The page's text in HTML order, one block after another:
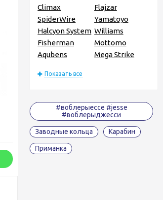
Climax
Flajzar
SpiderWire
Yamatoyo
Halcyon System Williams
Fisherman
Mottomo
Aqubens
Mega Strike
Показать все
#воблерыессе #jesse
#воблерыджесси
Заводные кольца Карабин
Приманка